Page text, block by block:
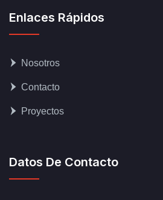
Enlaces Rápidos
Nosotros
Contacto
Proyectos
Datos De Contacto